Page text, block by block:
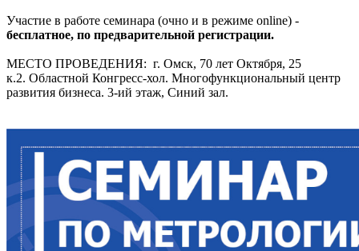
Участие в работе семинара (очно и в режиме online) -
бесплатное, по предварительной регистрации.
МЕСТО ПРОВЕДЕНИЯ: г. Омск, 70 лет Октября, 25
к.2. Областной Конгресс-хол. Многофункциональный центр
развития бизнеса. 3-ий этаж, Синий зал.